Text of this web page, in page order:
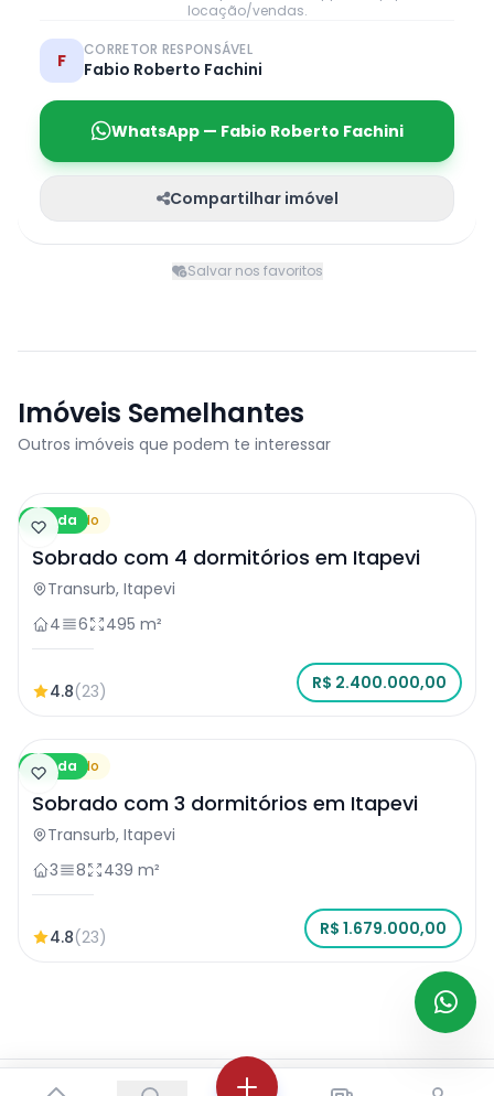
locação/vendas.
F
CORRETOR RESPONSÁVEL
Fabio Roberto Fachini
WhatsApp — Fabio Roberto Fachini
Compartilhar imóvel
Salvar nos favoritos
Imóveis Semelhantes
Outros imóveis que podem te interessar
Venda
Sobrado
Sobrado com 4 dormitórios em Itapevi
Transurb, Itapevi
4
6 495 m²
4.8(23) R$ 2.400.000,00
Venda
Sobrado
Sobrado com 3 dormitórios em Itapevi
Transurb, Itapevi
3
8 439 m²
4.8(23) R$ 1.679.000,00